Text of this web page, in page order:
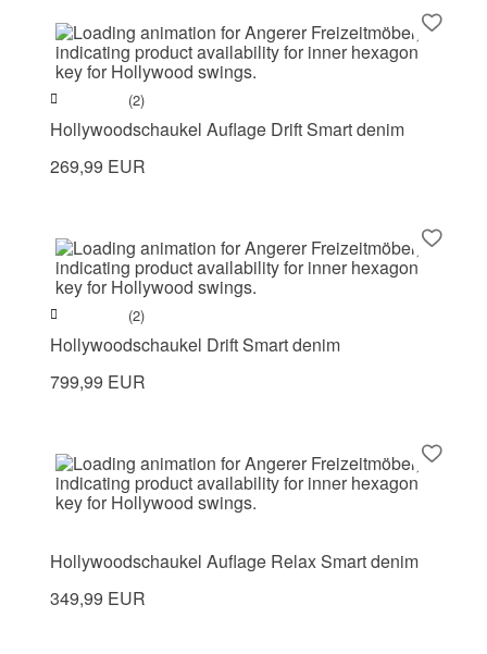
(2)
Hollywoodschaukel Auflage Drift Smart denim
269,99 EUR
(2)
Hollywoodschaukel Drift Smart denim
799,99 EUR
Hollywoodschaukel Auflage Relax Smart denim
349,99 EUR